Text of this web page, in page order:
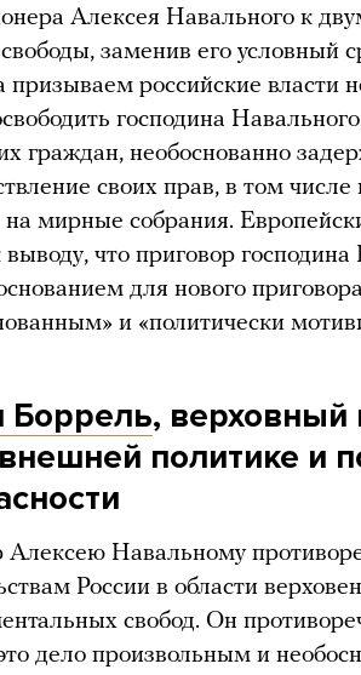
Алексея Навального к
заменив его условный
российские власти
господина
граждан, необоснованно
своих прав, в том
мирные собрания.
что приговор господина
для нового
и «политически
Боррель, верховный
политике и
Алексею Навальному
России в области
свобод. Он
дело произвольным и